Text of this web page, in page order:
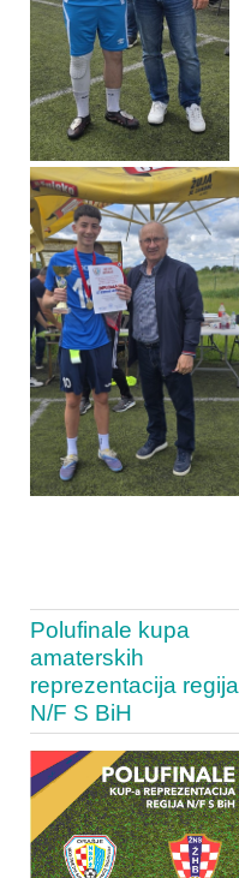
Polufinale kupa
amaterskih
reprezentacija regija
N/F S BiH